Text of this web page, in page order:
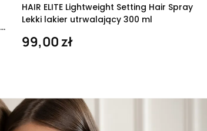
HAIR ELITE Lightweight Setting Hair Spray
Lekki lakier utrwalający 300 ml
99,00 zł